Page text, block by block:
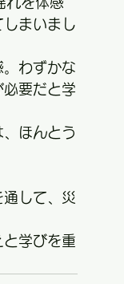
まいまし
わずかな
要だと学
ほんとう
して、災
学びを重